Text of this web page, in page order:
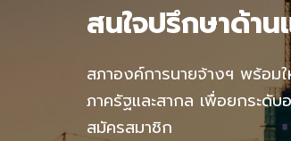
สนใจปรึกษาด้า
สภาองค์การนายจ้างฯ พร้อม
ภาครัฐและสากล เพื่อยกระดั
สมัครสมาชิก